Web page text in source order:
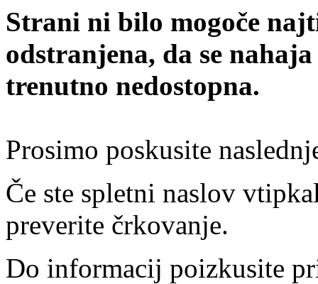
Strani ni bilo mogoče
odstranjena, da se
trenutno nedostopna.
Prosimo poskusite
Če ste spletni naslov
preverite črkovanje.
Do informacij poizkusite